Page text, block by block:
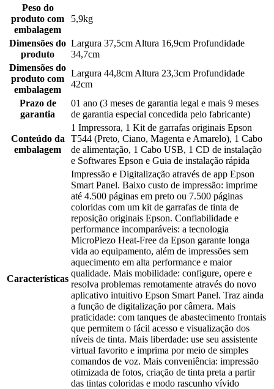
Peso do
produto com
embalagem
5,9kg
Dimensões do
produto
Largura 37,5cm Altura 16,9cm Profundidade
34,7cm
Dimensões do
produto com
embalagem
Largura 44,8cm Altura 23,3cm Profundidade
42cm
Prazo de
garantia
01 ano (3 meses de garantia legal e mais 9 meses
de garantia especial concedida pelo fabricante)
Conteúdo da
embalagem
1 Impressora, 1 Kit de garrafas originais Epson
T544 (Preto, Ciano, Magenta e Amarelo), 1 Cabo
de alimentação, 1 Cabo USB, 1 CD de instalação
e Softwares Epson e Guia de instalação rápida
Características
Impressão e Digitalização através de app Epson
Smart Panel. Baixo custo de impressão: imprime
até 4.500 páginas em preto ou 7.500 páginas
coloridas com um kit de garrafas de tinta de
reposição originais Epson. Confiabilidade e
performance incomparáveis: a tecnologia
MicroPiezo Heat-Free da Epson garante longa
vida ao equipamento, além de impressões sem
aquecimento em alta performance e maior
qualidade. Mais mobilidade: configure, opere e
resolva problemas remotamente através do novo
aplicativo intuitivo Epson Smart Panel. Traz ainda
a função de digitalização por câmera. Mais
praticidade: com tanques de abastecimento frontais
que permitem o fácil acesso e visualização dos
níveis de tinta. Mais liberdade: use seu assistente
virtual favorito e imprima por meio de simples
comandos de voz. Mais conveniência: impressão
otimizada de fotos, criação de tinta preta a partir
das tintas coloridas e modo rascunho vívido